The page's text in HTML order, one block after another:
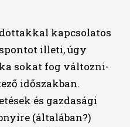
kapcsolatos
illeti, úgy
sokat fog változni-
időszakban.
és gazdasági
(általában?)